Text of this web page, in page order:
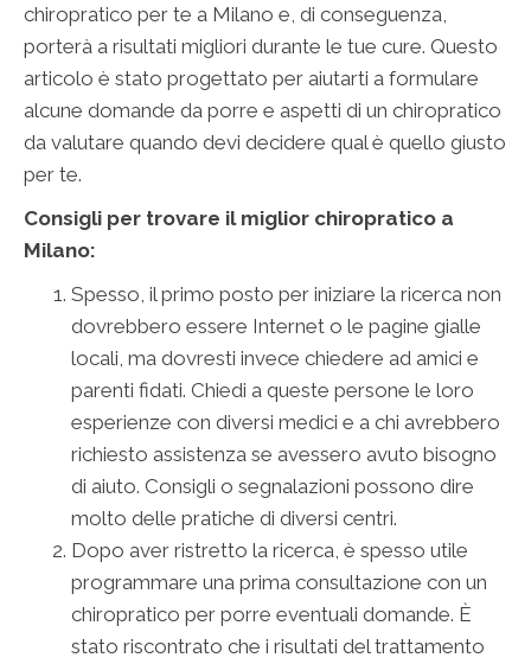
chiropratico per te a Milano e, di conseguenza,
porterà a risultati migliori durante le tue cure. Questo
articolo è stato progettato per aiutarti a formulare
alcune domande da porre e aspetti di un chiropratico
da valutare quando devi decidere qual è quello giusto
per te.
Consigli per trovare il miglior chiropratico a
Milano:
Spesso, il primo posto per iniziare la ricerca non
dovrebbero essere Internet o le pagine gialle
locali, ma dovresti invece chiedere ad amici e
parenti fidati. Chiedi a queste persone le loro
esperienze con diversi medici e a chi avrebbero
richiesto assistenza se avessero avuto bisogno
di aiuto. Consigli o segnalazioni possono dire
molto delle pratiche di diversi centri.
Dopo aver ristretto la ricerca, è spesso utile
programmare una prima consultazione con un
chiropratico per porre eventuali domande. È
stato riscontrato che i risultati del trattamento